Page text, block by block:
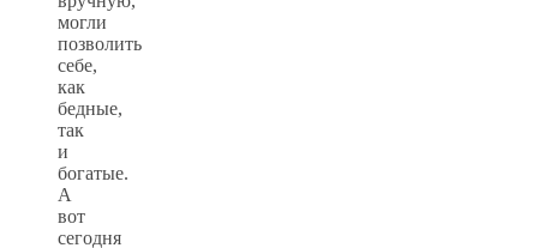
могли
позволить
себе,
как
бедные,
так
и
богатые.
А
вот
сегодня